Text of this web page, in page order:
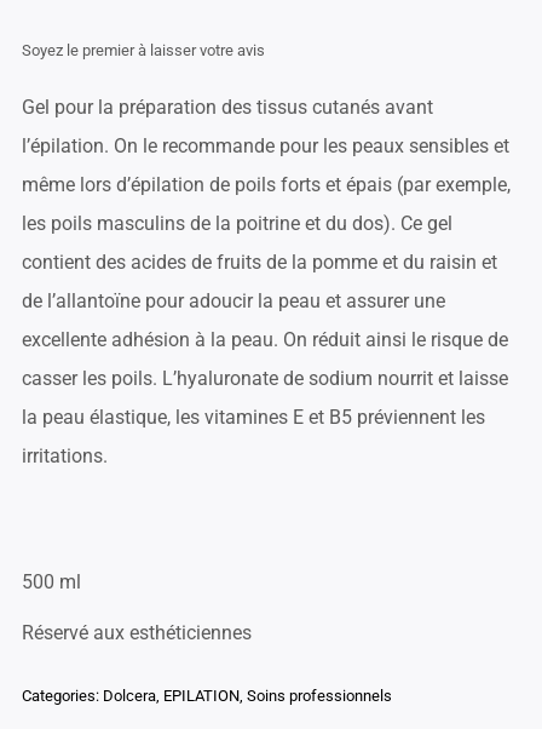
Soyez le premier à laisser votre avis
Gel pour la préparation des tissus cutanés avant
l’épilation. On le recommande pour les peaux sensibles et
même lors d’épilation de poils forts et épais (par exemple,
les poils masculins de la poitrine et du dos). Ce gel
contient des acides de fruits de la pomme et du raisin et
de l’allantoïne pour adoucir la peau et assurer une
excellente adhésion à la peau. On réduit ainsi le risque de
casser les poils. L’hyaluronate de sodium nourrit et laisse
la peau élastique, les vitamines E et B5 préviennent les
irritations.
500 ml
Réservé aux esthéticiennes
Categories: Dolcera, EPILATION, Soins professionnels